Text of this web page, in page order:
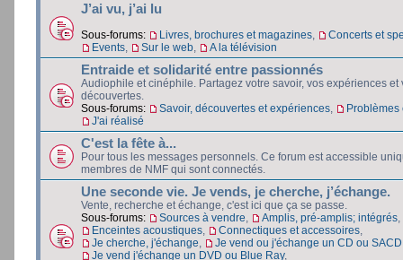
J’ai vu, j’ai lu
Sous-forums: Livres, brochures et magazines
Concerts et
Events
Sur le web A la télévision
Entraide et solidarité entre passionnés
Audiophile et cinéphile. Partagez votre savoir, vos expériences et
découvertes.
Sous-forums:
Savoir, découvertes et expériences
Problèmes
J'ai réalisé
C'est la fête à...
Pour tous les messages personnels. Ce forum est accessible
membres de NMF qui sont connectés.
Une seconde vie. Je vends, je cherche, j’échange.
Vente, recherche et échange, c'est ici que ça se passe.
Sous-forums:
Sources à vendre Amplis, pré-amplis; intégrés
Enceintes acoustiques
Connectiques et accessoires
Je cherche, j'échange
Je vend ou j'échange un CD ou SACD
Je vend j'échange un DVD ou Blue Ray,